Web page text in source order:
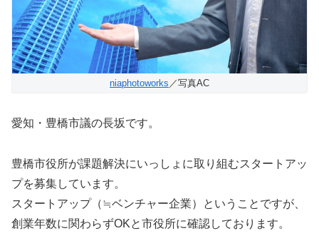
niaphotoworks ／写真AC
愛知・豊橋市議の長坂です。
豊橋市役所が課題解決にいっしょに取り組むスタートアッ
プを募集しています。
スタートアップ（≒ベンチャー企業）ということですが、
創業年数に関わらずOKと市役所に確認しております。